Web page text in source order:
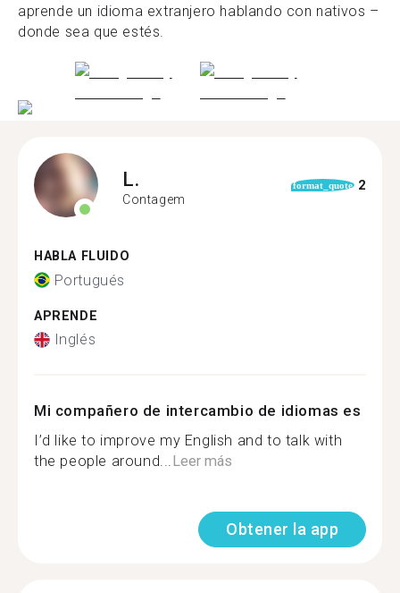
aprende un idioma extranjero hablando con nativos –
donde sea que estés.
L.
Contagem
format_quote 2
HABLA FLUIDO
Portugués
APRENDE
Inglés
Mi compañero de intercambio de idiomas es
I’d like to improve my English and to talk with
the people around...Leer más
Obtener la app